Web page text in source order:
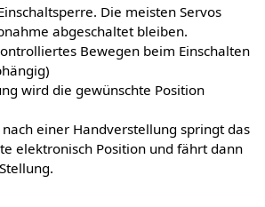
Die meisten Servos
abgeschaltet bleiben.
Bewegen beim Einschalten
wird die gewünschte Position
einer Handverstellung springt das
elektronisch Position und fährt dann